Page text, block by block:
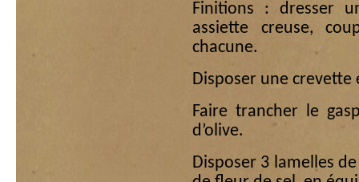
Finitions : dresser
assiette creuse,
chacune.
Disposer une
Faire trancher le
d’olive.
Disposer 3 lamelles